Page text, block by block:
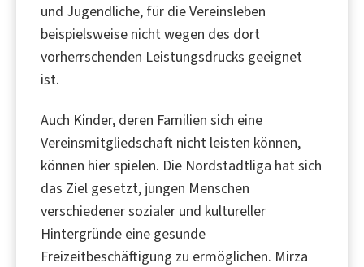
und Jugendliche, für die Vereinsleben
beispielsweise nicht wegen des dort
vorherrschenden Leistungsdrucks geeignet
ist.
Auch Kinder, deren Familien sich eine
Vereinsmitgliedschaft nicht leisten können,
können hier spielen. Die Nordstadtliga hat sich
das Ziel gesetzt, jungen Menschen
verschiedener sozialer und kultureller
Hintergründe eine gesunde
Freizeitbeschäftigung zu ermöglichen. Mirza